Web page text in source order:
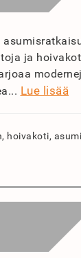
ja
Lue lisää
hoivakoti,